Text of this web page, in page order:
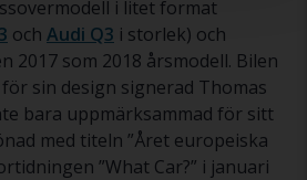
i litet format
och Audi Q3 i storlek) och
2017 som 2018 årsmodell. Bilen
sin design signerad Thomas
bara uppmärksammad för sitt
med titeln ”Året europeiska
”What Car?” i januari